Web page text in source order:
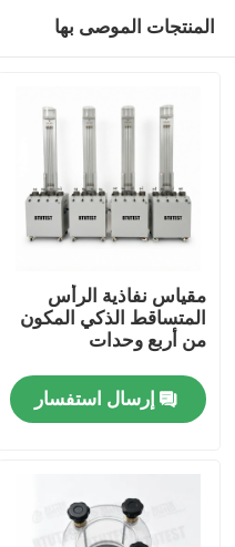
المنتجات الموصى بها
مقياس نفاذية الرأس
المتساقط الذكي المكون
من أربع وحدات
إرسال استفسار